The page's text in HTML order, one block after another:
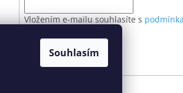
Souhlasím
Vložením e-mailu souhlasíte s
PŘIHLÁSIT SE